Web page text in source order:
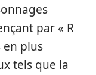
par « R
en plus
tels que la